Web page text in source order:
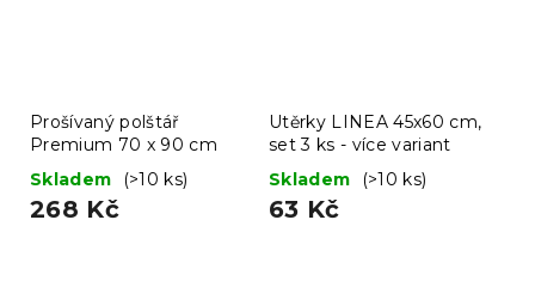
Prošívaný polštář
Premium 70 x 90 cm
Skladem
(>10 ks)
268 Kč
Utěrky LINEA 45x60 cm,
set 3 ks - více variant
Skladem
(>10 ks)
63 Kč